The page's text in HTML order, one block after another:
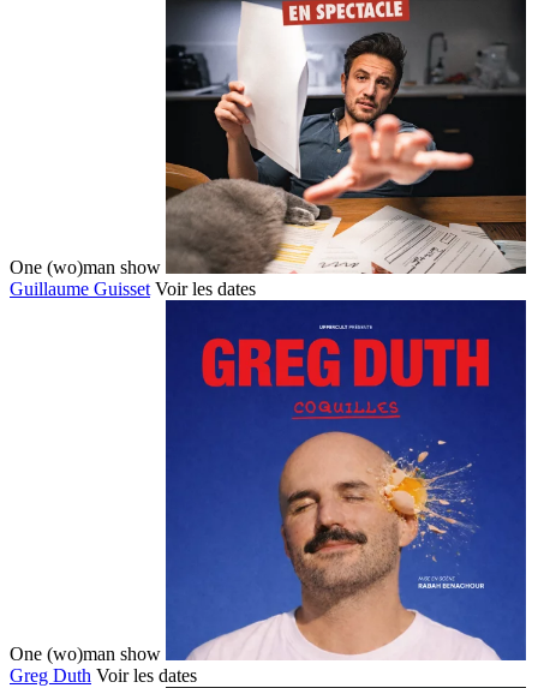
One (wo)man show
Guillaume Guisset Voir les dates
One (wo)man show
Greg Duth Voir les dates